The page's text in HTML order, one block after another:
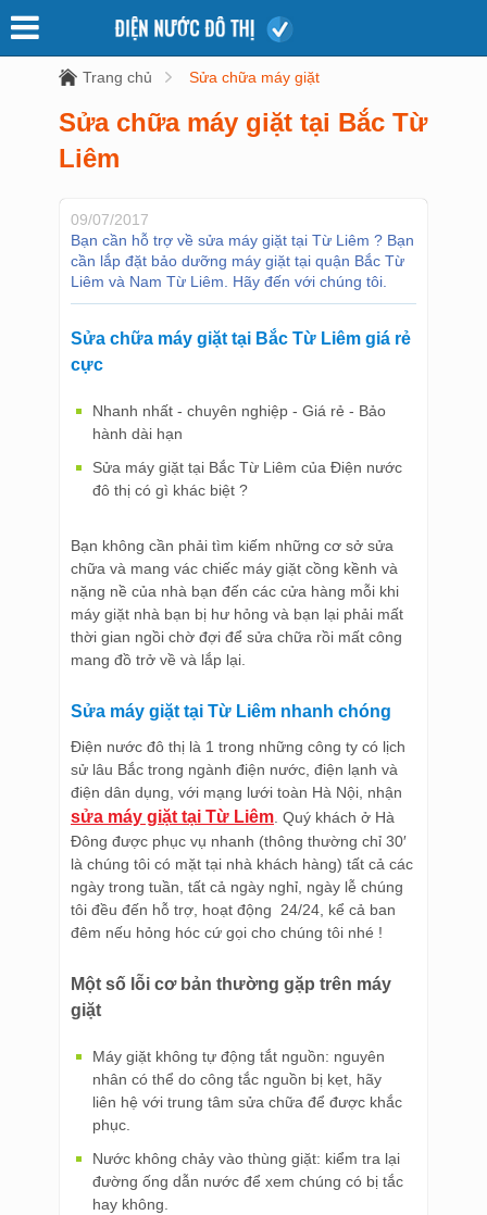
Trang chủ Sửa chữa máy giặt
Sửa chữa máy giặt tại Bắc Từ
Liêm
09/07/2017
Bạn cần hỗ trợ về sửa máy giặt tại Từ Liêm ? Bạn
cần lắp đặt bảo dưỡng máy giặt tại quận Bắc Từ
Liêm và Nam Từ Liêm. Hãy đến với chúng tôi.
Sửa chữa máy giặt tại Bắc Từ Liêm giá rẻ
cực
Nhanh nhất - chuyên nghiệp - Giá rẻ - Bảo
hành dài hạn
Sửa máy giặt tại Bắc Từ Liêm của Điện nước
đô thị có gì khác biệt ?
Bạn không cần phải tìm kiếm những cơ sở sửa
chữa và mang vác chiếc máy giặt cồng kềnh và
nặng nề của nhà bạn đến các cửa hàng mỗi khi
máy giặt nhà bạn bị hư hỏng và bạn lại phải mất
thời gian ngồi chờ đợi để sửa chữa rồi mất công
mang đồ trở về và lắp lại.
Sửa máy giặt tại Từ Liêm nhanh chóng
Điện nước đô thị là 1 trong những công ty có lịch
sử lâu Bắc trong ngành điện nước, điện lạnh và
điện dân dụng, với mạng lưới toàn Hà Nội, nhận
sửa máy giặt tại Từ Liêm . Quý khách ở Hà
Đông được phục vụ nhanh (thông thường chỉ 30′
là chúng tôi có mặt tại nhà khách hàng) tất cả các
ngày trong tuần, tất cả ngày nghỉ, ngày lễ chúng
tôi đều đến hỗ trợ, hoạt động 24/24, kể cả ban
đêm nếu hỏng hóc cứ gọi cho chúng tôi nhé !
Một số lỗi cơ bản thường gặp trên máy
giặt
Máy giặt không tự động tắt nguồn: nguyên
nhân có thể do công tắc nguồn bị kẹt, hãy
liên hệ với trung tâm sửa chữa để được khắc
phục.
Nước không chảy vào thùng giặt: kiểm tra lại
đường ống dẫn nước để xem chúng có bị tắc
hay không.